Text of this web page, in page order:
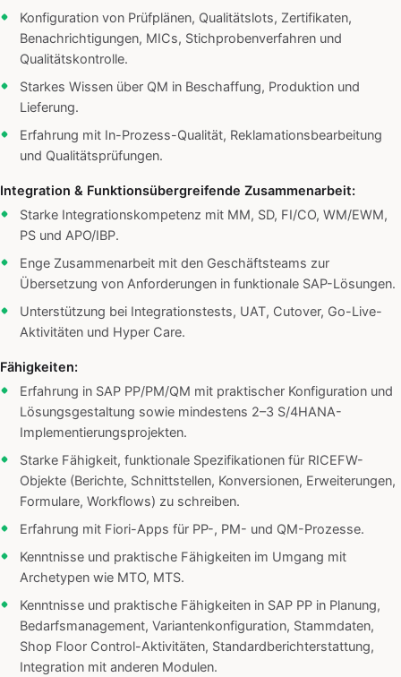
Konfiguration von Prüfplänen, Qualitätslots, Zertifikaten,
Benachrichtigungen, MICs, Stichprobenverfahren und
Qualitätskontrolle.
Starkes Wissen über QM in Beschaffung, Produktion und
Lieferung.
Erfahrung mit In-Prozess-Qualität, Reklamationsbearbeitung
und Qualitätsprüfungen.
Integration & Funktionsübergreifende Zusammenarbeit:
Starke Integrationskompetenz mit MM, SD, FI/CO, WM/EWM,
PS und APO/IBP.
Enge Zusammenarbeit mit den Geschäftsteams zur
Übersetzung von Anforderungen in funktionale SAP-Lösungen.
Unterstützung bei Integrationstests, UAT, Cutover, Go-Live-
Aktivitäten und Hyper Care.
Fähigkeiten:
Erfahrung in SAP PP/PM/QM mit praktischer Konfiguration und
Lösungsgestaltung sowie mindestens 2–3 S/4HANA-
Implementierungsprojekten.
Starke Fähigkeit, funktionale Spezifikationen für RICEFW-
Objekte (Berichte, Schnittstellen, Konversionen, Erweiterungen,
Formulare, Workflows) zu schreiben.
Erfahrung mit Fiori-Apps für PP-, PM- und QM-Prozesse.
Kenntnisse und praktische Fähigkeiten im Umgang mit
Archetypen wie MTO, MTS.
Kenntnisse und praktische Fähigkeiten in SAP PP in Planung,
Bedarfsmanagement, Variantenkonfiguration, Stammdaten,
Shop Floor Control-Aktivitäten, Standardberichterstattung,
Integration mit anderen Modulen.